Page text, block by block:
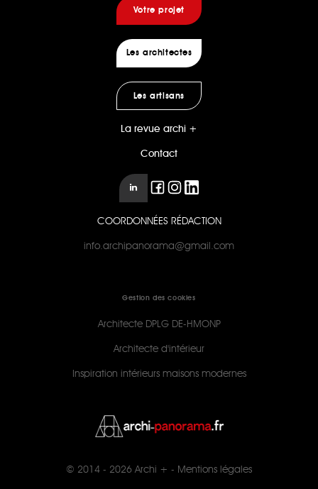
Votre projet
Les architectes
Les artisans
La revue archi +
Contact
COORDONNÉES RÉDACTION
info.archipanorama@gmail.com
Gestion des cookies
Architecte DPLG DE-HMONP
Architecte d'intérieur
Inspiration intérieurs maisons modernes
© 2014 - 2026 Archi + - Mentions légales